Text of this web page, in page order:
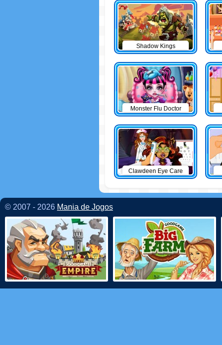
Shadow Kings
Monster Flu Doctor
Clawdeen Eye Care
© 2007 - 2026 Mania de Jogos